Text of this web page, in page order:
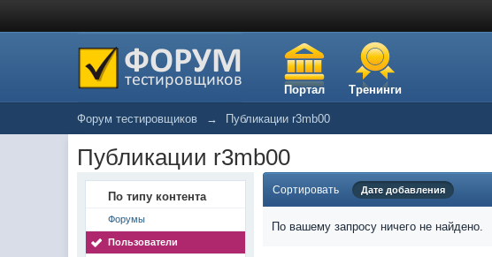
Портал Тренинги
Форум тестировщиков → Публикации r3mb00
Публикации r3mb00
По типу контента
Форумы
Пользователи
Сортировать Дате добавления
По вашему запросу ничего не найдено.